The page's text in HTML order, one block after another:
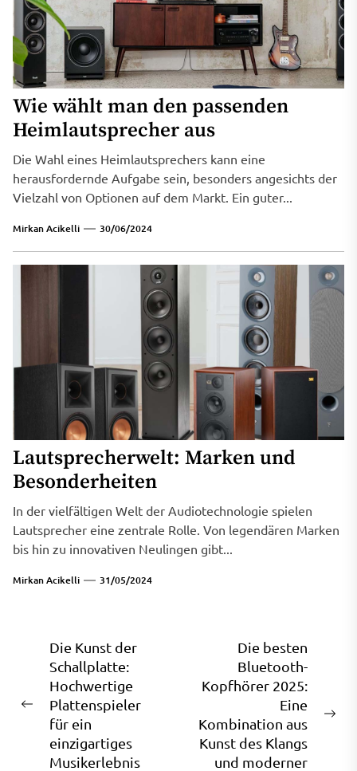
Wie wählt man den passenden
Heimlautsprecher aus
Die Wahl eines Heimlautsprechers kann eine
herausfordernde Aufgabe sein, besonders angesichts der
Vielzahl von Optionen auf dem Markt. Ein guter...
Mirkan Acikelli 30/06/2024
Lautsprecherwelt: Marken und
Besonderheiten
In der vielfältigen Welt der Audiotechnologie spielen
Lautsprecher eine zentrale Rolle. Von legendären Marken
bis hin zu innovativen Neulingen gibt...
Mirkan Acikelli 31/05/2024
Beitragsnavigation
Previous
post:
Die Kunst der
Schallplatte:
Hochwertige
Plattenspieler
für ein
einzigartiges
Musikerlebnis
Die besten
Bluetooth-
Kopfhörer 2025:
Eine
Kombination aus
Kunst des Klangs
und moderner